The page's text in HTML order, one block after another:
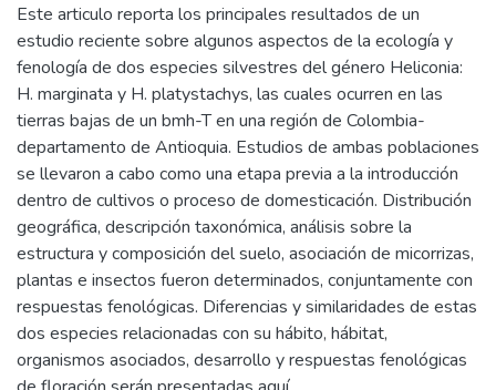
Este articulo reporta los principales resultados de un
estudio reciente sobre algunos aspectos de la ecología y
fenología de dos especies silvestres del género Heliconia:
H. marginata y H. platystachys, las cuales ocurren en las
tierras bajas de un bmh-T en una región de Colombia-
departamento de Antioquia. Estudios de ambas poblaciones
se llevaron a cabo como una etapa previa a la introducción
dentro de cultivos o proceso de domesticación. Distribución
geográfica, descripción taxonómica, análisis sobre la
estructura y composición del suelo, asociación de micorrizas,
plantas e insectos fueron determinados, conjuntamente con
respuestas fenológicas. Diferencias y similaridades de estas
dos especies relacionadas con su hábito, hábitat,
organismos asociados, desarrollo y respuestas fenológicas